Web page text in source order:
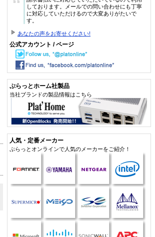
“
しております。メールでの問い合わせにも丁寧
に対応していただけるので大変ありがたいで
す。
あなたの声をお寄せください!
公式アカウント / ページ
ぷらっとホーム社製品
当社ブランドの製品情報はこちら
人気・定番メーカー
ぷらっとオンラインで人気のメーカーをご紹介！